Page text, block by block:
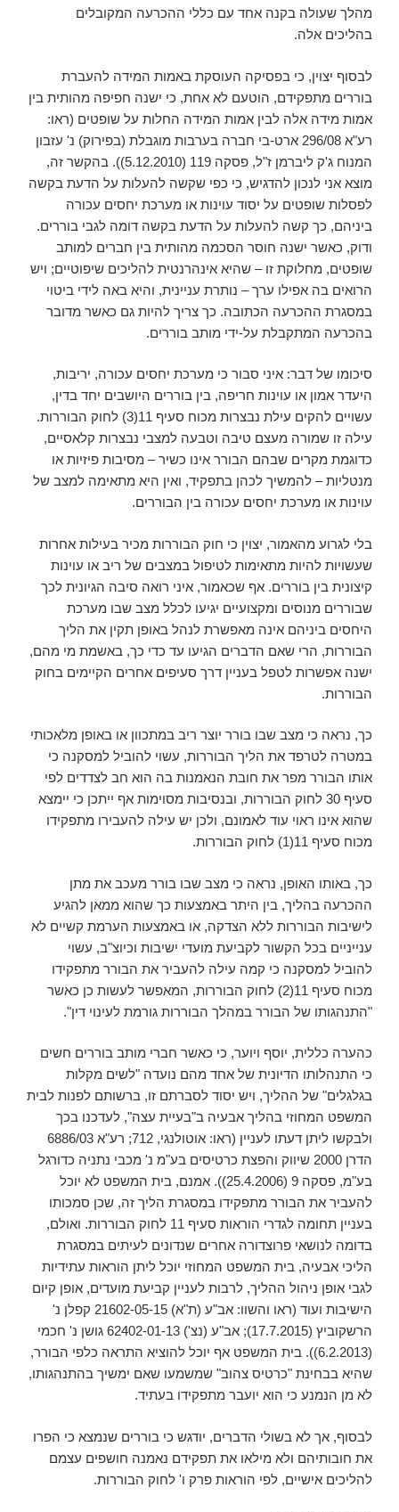
מהלך שעולה בקנה אחד עם כללי ההכרעה המקובלים
בהליכים אלה.
לבסוף יצוין, כי בפסיקה העוסקת באמות המידה להעברת
בוררים מתפקידם, הוטעם לא אחת, כי ישנה חפיפה מהותית בין
אמות מידה אלה לבין אמות המידה החלות על שופטים (ראו:
רע"א 296/08 ארט-בי חברה בערבות מוגבלת (בפירוק) נ' עזבון
המנוח ג'ק ליברמן ז"ל, פסקה 119 (5.12.2010)). בהקשר זה,
מוצא אני לנכון להדגיש, כי כפי שקשה להעלות על הדעת בקשה
לפסלות שופטים על יסוד עוינות או מערכת יחסים עכורה
ביניהם, כך קשה להעלות על הדעת בקשה דומה לגבי בוררים.
ודוק, כאשר ישנה חוסר הסכמה מהותית בין חברים למותב
שופטים, מחלוקת זו – שהיא אינהרנטית להליכים שיפוטיים; ויש
הרואים בה אפילו ערך – נותרת עניינית, והיא באה לידי ביטוי
במסגרת ההכרעה הכתובה. כך צריך להיות גם כאשר מדובר
בהכרעה המתקבלת על-ידי מותב בוררים.
סיכומו של דבר: איני סבור כי מערכת יחסים עכורה, יריבות,
היעדר אמון או עוינות חריפה, בין בוררים היושבים יחד בדין,
עשויים להקים עילת נבצרות מכוח סעיף 11(3) לחוק הבוררות.
עילה זו שמורה מעצם טיבה וטבעה למצבי נבצרות קלאסיים,
כדוגמת מקרים שבהם הבורר אינו כשיר – מסיבות פיזיות או
מנטליות – להמשיך לכהן בתפקיד, ואין היא מתאימה למצב של
עוינות או מערכת יחסים עכורה בין הבוררים.
בלי לגרוע מהאמור, יצוין כי חוק הבוררות מכיר בעילות אחרות
שעשויות להיות מתאימות לטיפול במצבים של ריב או עוינות
קיצונית בין בוררים. אף שכאמור, איני רואה סיבה הגיונית לכך
שבוררים מנוסים ומקצועיים יגיעו לכלל מצב שבו מערכת
היחסים ביניהם אינה מאפשרת לנהל באופן תקין את הליך
הבוררות, הרי שאם הדברים הגיעו עד כדי כך, באשמת מי מהם,
ישנה אפשרות לטפל בעניין דרך סעיפים אחרים הקיימים בחוק
הבוררות.
כך, נראה כי מצב שבו בורר יוצר ריב במתכוון או באופן מלאכותי
במטרה לטרפד את הליך הבוררות, עשוי להוביל למסקנה כי
אותו הבורר מפר את חובת הנאמנות בה הוא חב לצדדים לפי
סעיף 30 לחוק הבוררות, ובנסיבות מסוימות אף ייתכן כי יימצא
שהוא אינו ראוי עוד לאמונם, ולכן יש עילה להעבירו מתפקידו
מכוח סעיף 11(1) לחוק הבוררות.
כך, באותו האופן, נראה כי מצב שבו בורר מעכב את מתן
ההכרעה בהליך, בין היתר באמצעות כך שהוא ממאן להגיע
לישיבות הבוררות ללא הצדקה, או באמצעות הערמת קשיים לא
ענייניים בכל הקשור לקביעת מועדי ישיבות וכיוצ"ב, עשוי
להוביל למסקנה כי קמה עילה להעביר את הבורר מתפקידו
מכוח סעיף 11(2) לחוק הבוררות, המאפשר לעשות כן כאשר
"התנהגותו של הבורר במהלך הבוררות גורמת לעינוי דין".
כהערה כללית, יוסף ויוער, כי כאשר חברי מותב בוררים חשים
כי התנהלותו הדיונית של אחד מהם נועדה "לשים מקלות
בגלגלים" של ההליך, ויש יסוד לסברתם זו, ברשותם לפנות לבית
המשפט המחוזי בהליך אבעיה ב"בעיית עצה", לעדכנו בכך
ולבקשו ליתן דעתו לעניין (ראו: אוטולנגי, 712; רע"א 6886/03
הדרן 2000 שיווק והפצת כרטיסים בע"מ נ' מכבי נתניה כדורגל
בע"מ, פסקה 9 (25.4.2006)). אמנם, בית המשפט לא יוכל
להעביר את הבורר מתפקידו במסגרת הליך זה, שכן סמכותו
בעניין תחומה לגדרי הוראות סעיף 11 לחוק הבוררות. ואולם,
בדומה לנושאי פרוצדורה אחרים שנדונים לעיתים במסגרת
הליכי אבעיה, בית המשפט המחוזי יוכל ליתן הוראות עתידיות
לגבי אופן ניהול ההליך, לרבות לעניין קביעת מועדים, אופן קיום
הישיבות ועוד (ראו והשוו: אב"ע (ת"א) 21602-05-15 קפלן נ'
הרשקוביץ (17.7.2015); אב"ע (נצ') 62402-01-13 גושן נ' חכמי
(6.2.2013)). בית המשפט אף יוכל להוציא התראה כלפי הבורר,
שהיא בבחינת "כרטיס צהוב" שמשמעו שאם ימשיך בהתנהגותו,
לא מן הנמנע כי הוא יועבר מתפקידו בעתיד.
לבסוף, אך לא בשולי הדברים, יודגש כי בוררים שנמצא כי הפרו
את חובותיהם ולא מילאו את תפקידם נאמנה חושפים עצמם
להליכים אישיים, לפי הוראות פרק ו' לחוק הבוררות.